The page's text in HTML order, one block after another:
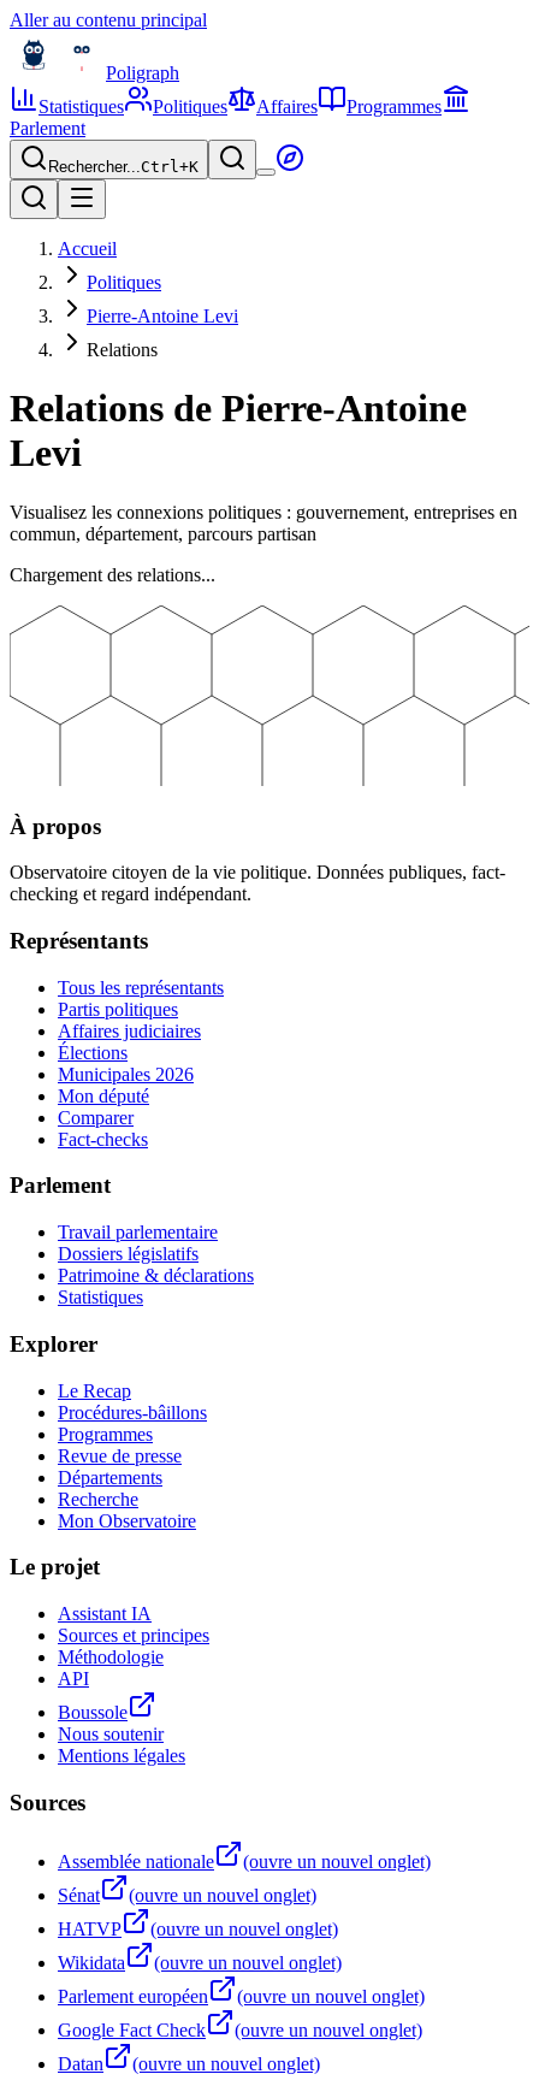
Aller au contenu principal
Poligraph
Statistiques
Politiques Affaires
Programmes
Parlement
Rechercher...Ctrl+K
Accueil
Politiques
Pierre-Antoine Levi
Relations
Relations de Pierre-Antoine
Levi
Visualisez les connexions politiques : gouvernement, entreprises en
commun, département, parcours partisan
Chargement des relations...
À propos
Observatoire citoyen de la vie politique. Données publiques, fact-
checking et regard indépendant.
Représentants
Tous les représentants
Partis politiques
Affaires judiciaires
Élections
Municipales 2026
Mon député
Comparer
Fact-checks
Parlement
Travail parlementaire
Dossiers législatifs
Patrimoine & déclarations
Statistiques
Explorer
Le Recap
Procédures-bâillons
Programmes
Revue de presse
Départements
Recherche
Mon Observatoire
Le projet
Assistant IA
Sources et principes
Méthodologie
API
Boussole
Nous soutenir
Mentions légales
Sources
Assemblée nationale
(ouvre un nouvel onglet)
Sénat
(ouvre un nouvel onglet)
HATVP
(ouvre un nouvel onglet)
Wikidata
(ouvre un nouvel onglet)
Parlement européen
(ouvre un nouvel onglet)
Google Fact Check
(ouvre un nouvel onglet)
Datan
(ouvre un nouvel onglet)